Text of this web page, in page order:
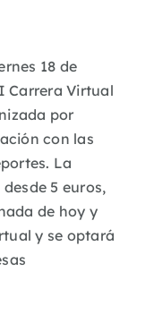
18 de
Carrera Virtual
por
con las
La
5 euros,
de hoy y
y se optará